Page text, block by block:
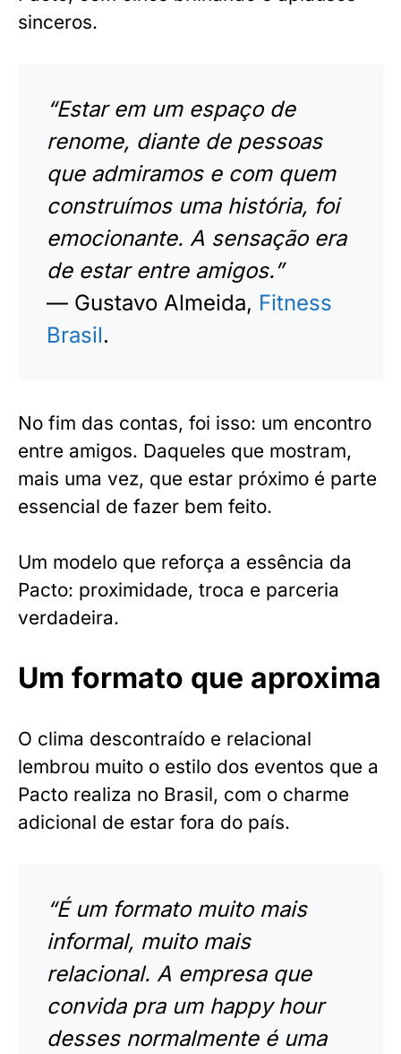
sinceros.
“Estar em um espaço de
renome, diante de pessoas
que admiramos e com quem
construímos uma história, foi
emocionante. A sensação era
de estar entre amigos.”
— Gustavo Almeida, Fitness
Brasil.
No fim das contas, foi isso: um encontro
entre amigos. Daqueles que mostram,
mais uma vez, que estar próximo é parte
essencial de fazer bem feito.
Um modelo que reforça a essência da
Pacto: proximidade, troca e parceria
verdadeira.
Um formato que aproxima
O clima descontraído e relacional
lembrou muito o estilo dos eventos que a
Pacto realiza no Brasil, com o charme
adicional de estar fora do país.
“É um formato muito mais
informal, muito mais
relacional. A empresa que
convida pra um happy hour
desses normalmente é uma